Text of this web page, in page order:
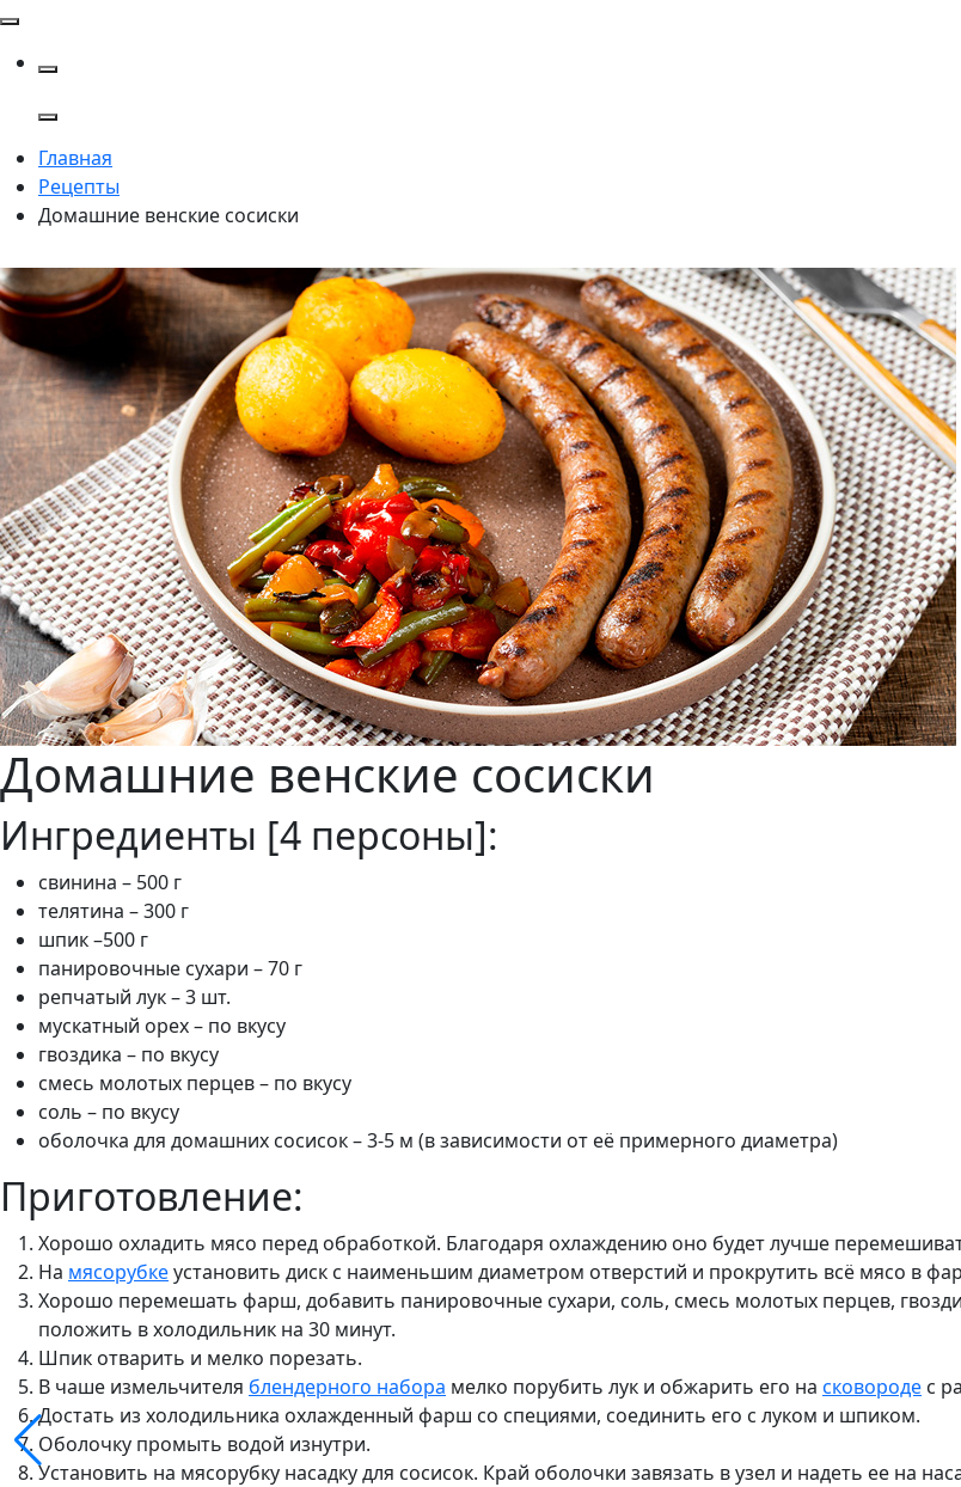
Главная
Рецепты
Домашние венские сосиски
Домашние венские сосиски
Ингредиенты [4 персоны]:
свинина – 500 г
телятина – 300 г
шпик –500 г
панировочные сухари – 70 г
репчатый лук – 3 шт.
мускатный орех – по вкусу
гвоздика – по вкусу
смесь молотых перцев – по вкусу
соль – по вкусу
оболочка для домашних сосисок – 3-5 м (в зависимости от её примерного диаметра)
Приготовление:
Хорошо охладить мясо перед обработкой. Благодаря охлаждению оно будет лучше
На мясорубкеустановить диск с наименьшим диаметром отверстий и прокрутить всё мясо в
Хорошо перемешать фарш, добавить панировочные сухари, соль, смесь молотых перцев,
положить в холодильник на 30 минут.
Шпик отварить и мелко порезать.
В чаше измельчителя блендерного набора мелко порубить лук и обжарить его на сковороде с
Достать из холодильника охлажденный фарш со специями, соединить его с луком и шпиком.
Оболочку промыть водой изнутри.
Установить на мясорубку насадку для сосисок. Край оболочки завязать в узел и надеть ее на